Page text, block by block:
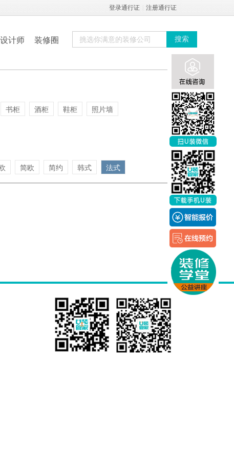
注册通行证
登录通行证
设计师 装修圈 搜索
书柜 酒柜 鞋柜
照片墙
简欧 简约 韩式 法式